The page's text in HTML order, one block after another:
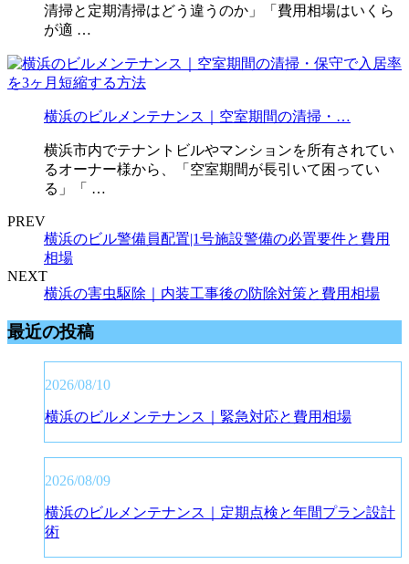
清掃と定期清掃はどう違うのか」「費用相場はいくら
が適 …
横浜のビルメンテナンス｜空室期間の清掃・…
横浜市内でテナントビルやマンションを所有されてい
るオーナー様から、「空室期間が長引いて困ってい
る」「 …
PREV
横浜のビル警備員配置|1号施設警備の必置要件と費用
相場
NEXT
横浜の害虫駆除｜内装工事後の防除対策と費用相場
最近の投稿
2026/08/10
横浜のビルメンテナンス｜緊急対応と費用相場
2026/08/09
横浜のビルメンテナンス｜定期点検と年間プラン設計
術